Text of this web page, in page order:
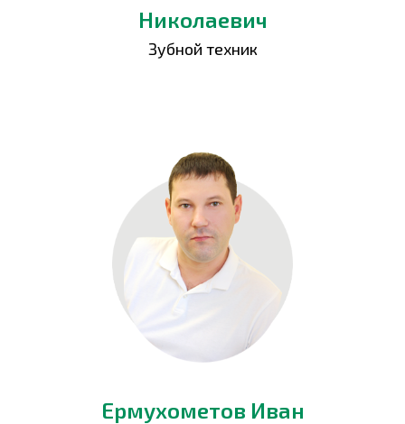
Николаевич
Зубной техник
Ермухометов Иван